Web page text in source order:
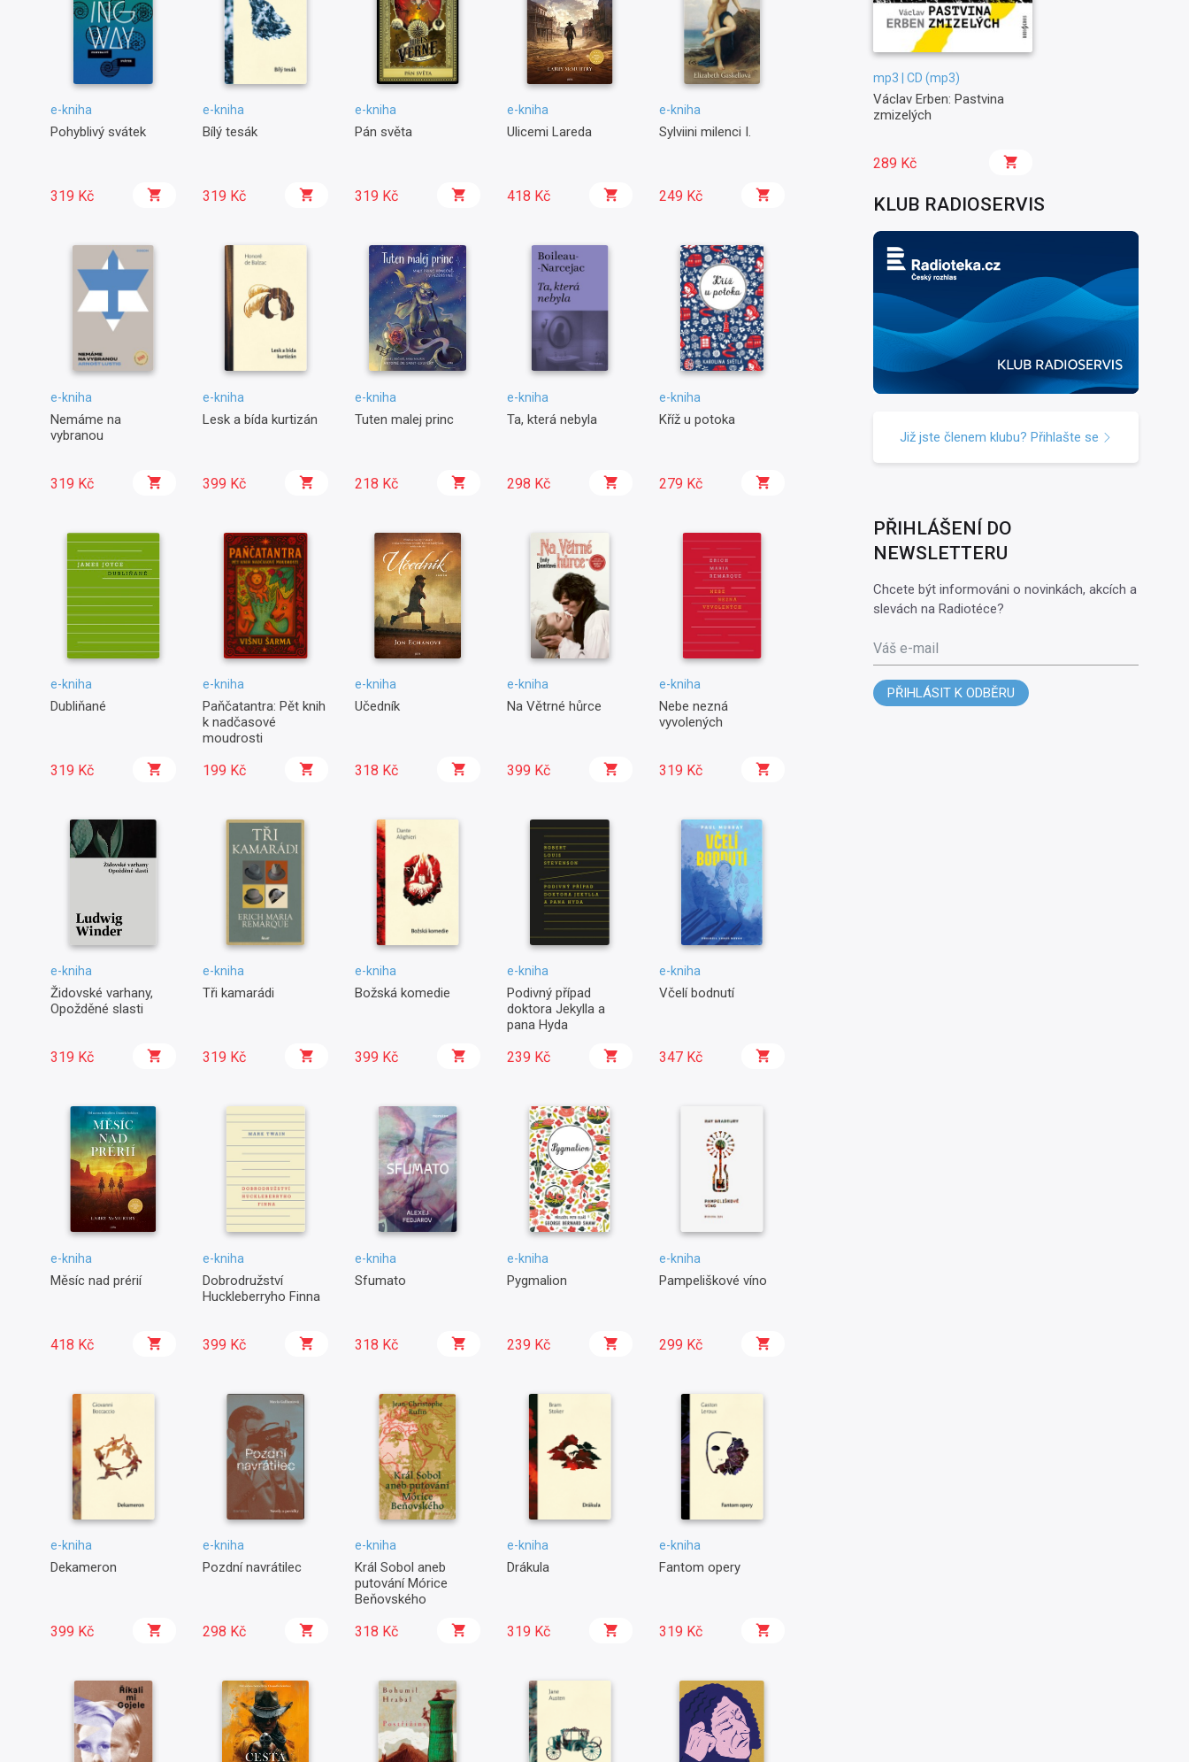
e-kniha
Pohyblivý svátek
319 Kč
e-kniha
Bílý tesák
319 Kč
e-kniha
Pán světa
319 Kč
e-kniha
Ulicemi Lareda
418 Kč
e-kniha
Sylviini milenci I.
249 Kč
e-kniha
Nemáme na
vybranou
319 Kč
e-kniha
Lesk a bída kurtizán
399 Kč
e-kniha
Tuten malej princ
218 Kč
e-kniha
Ta, která nebyla
298 Kč
e-kniha
Kříž u potoka
279 Kč
e-kniha
Dubliňané
319 Kč
e-kniha
Paňčatantra: Pět knih
k nadčasové
moudrosti
199 Kč
e-kniha
Učedník
318 Kč
e-kniha
Na Větrné hůrce
399 Kč
e-kniha
Nebe nezná
vyvolených
319 Kč
e-kniha
Židovské varhany,
Opožděné slasti
319 Kč
e-kniha
Tři kamarádi
319 Kč
e-kniha
Božská komedie
399 Kč
e-kniha
Podivný případ
doktora Jekylla a
pana Hyda
239 Kč
e-kniha
Včelí bodnutí
347 Kč
e-kniha
Měsíc nad prérií
418 Kč
e-kniha
Dobrodružství
Huckleberryho Finna
399 Kč
e-kniha
Sfumato
318 Kč
e-kniha
Pygmalion
239 Kč
e-kniha
Pampeliškové víno
299 Kč
e-kniha
Dekameron
399 Kč
e-kniha
Pozdní navrátilec
298 Kč
e-kniha
Král Sobol aneb
putování Mórice
Beňovského
318 Kč
e-kniha
Drákula
319 Kč
e-kniha
Fantom opery
319 Kč
mp3 | CD (mp3)
Václav Erben: Pastvina
zmizelých
289 Kč
KLUB RADIOSERVIS
Již jste členem klubu? Přihlašte se
PŘIHLÁŠENÍ DO
NEWSLETTERU
Chcete být informováni o novinkách, akcích a
slevách na Radiotéce?
Váš e-mail
PŘIHLÁSIT K ODBĚRU